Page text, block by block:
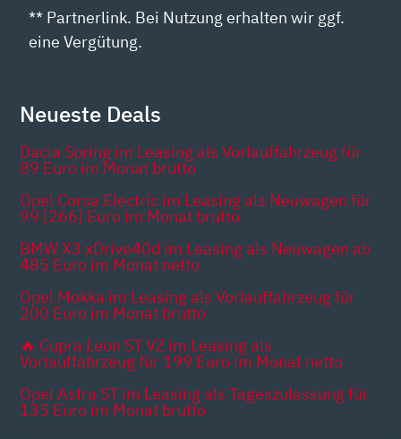
** Partnerlink. Bei Nutzung erhalten wir ggf.
eine Vergütung.
Neueste Deals
Dacia Spring im Leasing als Vorlauffahrzeug für
89 Euro im Monat brutto
Opel Corsa Electric im Leasing als Neuwagen für
99 [266] Euro im Monat brutto
BMW X3 xDrive40d im Leasing als Neuwagen ab
485 Euro im Monat netto
Opel Mokka im Leasing als Vorlauffahrzeug für
200 Euro im Monat brutto
🔥 Cupra Leon ST VZ im Leasing als
Vorlauffahrzeug für 199 Euro im Monat netto
Opel Astra ST im Leasing als Tageszulassung für
135 Euro im Monat brutto